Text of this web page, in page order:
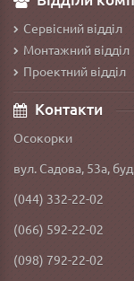
Сервісний відділ
Монтажний відділ
Проектний відділ
Контакти
Осокорки
вул. Садова, 53а,
(044) 332-22-02
(066) 592-22-02
(098) 792-22-02